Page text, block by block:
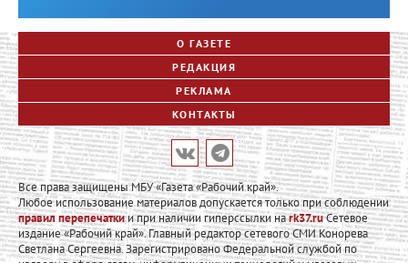
О ГАЗЕТЕ
РЕДАКЦИЯ
РЕКЛАМА
КОНТАКТЫ
Все права защищены МБУ «Газета «Рабочий край».
Любое использование материалов допускается только при соблюдении
правил перепечаткии при наличии гиперссылки наrk37.ruСетевое
издание «Рабочий край». Главный редактор сетевого СМИ Конорева
Светлана Сергеевна. Зарегистрировано Федеральной службой по